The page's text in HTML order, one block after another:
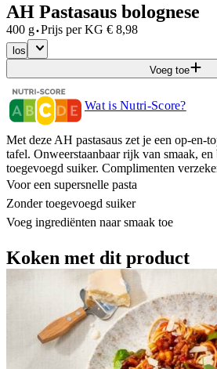
AH Pastasaus bolognese
400 g·Prijs per KG € 8,98
los
Voeg toe
Wat is Nutri-Score?
Met deze AH pastasaus zet je een op-en-
tafel. Onweerstaanbaar rijk van smaak,
toegevoegd suiker. Complimenten
Voor een supersnelle pasta
Zonder toegevoegd suiker
Voeg ingrediënten naar smaak toe
Koken met dit product